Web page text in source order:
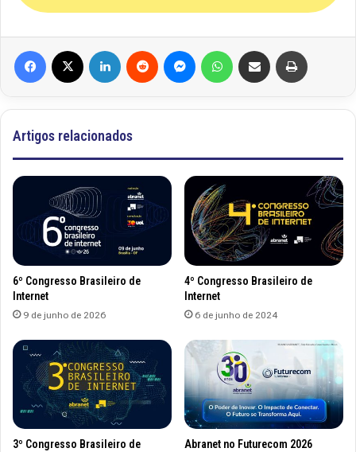
Facebook Linkedin Reddit MessengerWhatsAppCompartilhar via e-mail
Artigos relacionados
6º Congresso Brasileiro de
Internet
9 de junho de 2026
4º Congresso Brasileiro de
Internet
6 de junho de 2024
3º Congresso Brasileiro de
Abranet no Futurecom 2026